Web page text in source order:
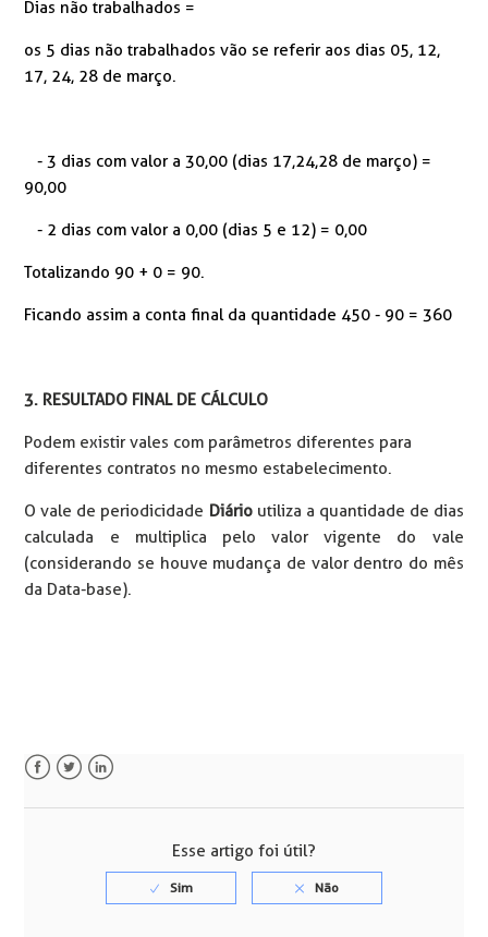
Dias não trabalhados =
os 5 dias não trabalhados vão se referir aos dias 05, 12,
17, 24, 28 de março.
- 3 dias com valor a 30,00 (dias 17,24,28 de março) =
90,00
- 2 dias com valor a 0,00 (dias 5 e 12) = 0,00
Totalizando 90 + 0 = 90.
Ficando assim a conta final da quantidade 450 - 90 = 360
3. RESULTADO FINAL DE CÁLCULO
Podem existir vales com parâmetros diferentes para
diferentes contratos no mesmo estabelecimento.
O vale de periodicidade Diárioutiliza a quantidade de dias
calculada e multiplica pelo valor vigente do vale
(considerando se houve mudança de valor dentro do mês
da Data-base).
Esse artigo foi útil?